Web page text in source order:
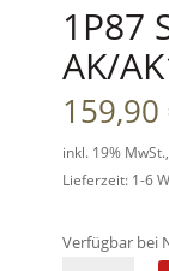
1P87
AK/
159,90
inkl. 19%
Lieferzeit: 1-6
Verfügbar bei